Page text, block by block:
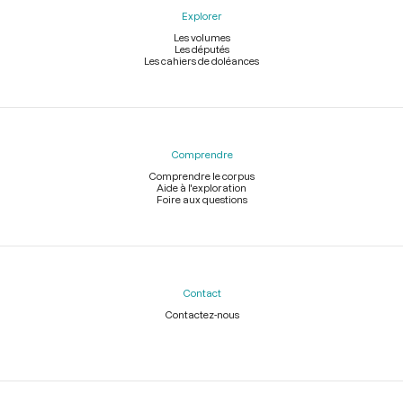
Explorer
Les volumes
Les députés
Les cahiers de doléances
Comprendre
Comprendre le corpus
Aide à l'exploration
Foire aux questions
Contact
Contactez-nous
Légal